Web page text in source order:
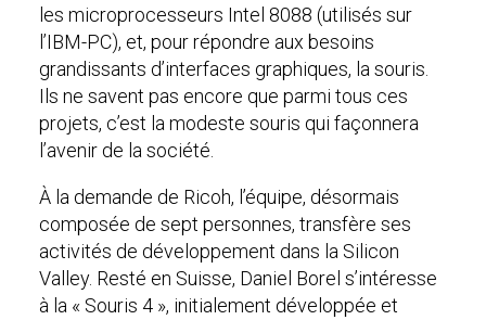
les microprocesseurs Intel 8088 (utilisés sur
l’IBM-PC), et, pour répondre aux besoins
grandissants d’interfaces graphiques, la souris.
Ils ne savent pas encore que parmi tous ces
projets, c’est la modeste souris qui façonnera
l’avenir de la société.
À la demande de Ricoh, l’équipe, désormais
composée de sept personnes, transfère ses
activités de développement dans la Silicon
Valley. Resté en Suisse, Daniel Borel s’intéresse
à la « Souris 4 », initialement développée et